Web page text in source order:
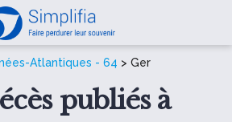
Atlantiques - 64 > Ger
publiés à